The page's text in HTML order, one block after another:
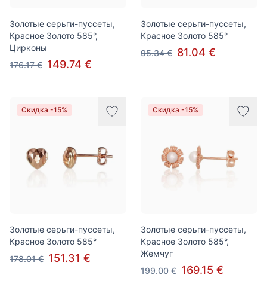
Золотые серьги-пуссеты,
Красное Золото 585°,
Цирконы
176.17 € 149.74 €
Золотые серьги-пуссеты,
Красное Золото 585°
95.34 € 81.04 €
Скидка -15%
Золотые серьги-пуссеты,
Красное Золото 585°
178.01 € 151.31 €
Скидка -15%
Золотые серьги-пуссеты,
Красное Золото 585°,
Жемчуг
199.00 € 169.15 €